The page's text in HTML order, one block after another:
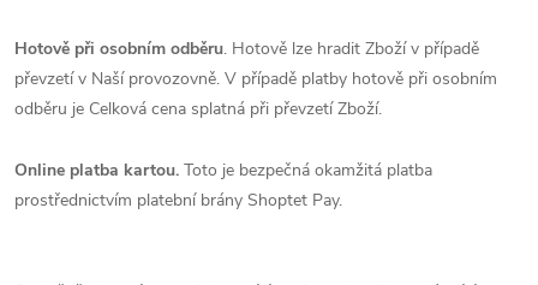
Hotově při osobním odběru. Hotově lze hradit Zboží v případě
převzetí v Naší provozovně. V případě platby hotově při osobním
odběru je Celková cena splatná při převzetí Zboží.
Online platba kartou. Toto je bezpečná okamžitá platba
prostřednictvím platební brány Shoptet Pay.